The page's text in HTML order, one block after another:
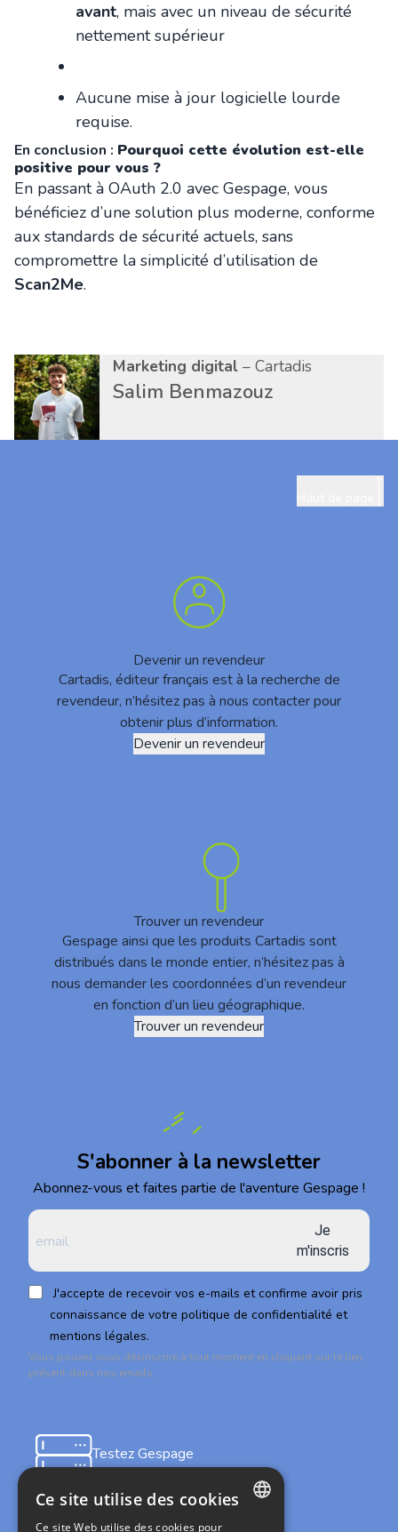
avant, mais avec un niveau de sécurité
nettement supérieur
Aucune mise à jour logicielle lourde
requise.
En conclusion : Pourquoi cette évolution est-elle
positive pour vous ?
En passant à OAuth 2.0 avec Gespage, vous
bénéficiez d’une solution plus moderne, conforme
aux standards de sécurité actuels, sans
compromettre la simplicité d’utilisation de
Scan2Me.
Marketing digital – Cartadis
Salim Benmazouz
Devenir un revendeur
Cartadis, éditeur français est à la recherche de
revendeur, n’hésitez pas à nous contacter pour
obtenir plus d’information.
Devenir un revendeur
Trouver un revendeur
Gespage ainsi que les produits Cartadis sont
distribués dans le monde entier, n’hésitez pas à
nous demander les coordonnées d’un revendeur
en fonction d’un lieu géographique.
Trouver un revendeur
S'abonner à la newsletter
Abonnez-vous et faites partie de l'aventure Gespage !
Je
m'inscris
J'accepte de recevoir vos e-mails et confirme avoir pris
connaissance de votre politique de confidentialité et
mentions légales.
Vous pouvez vous désinscrire à tout moment en cliquant sur le lien
présent dans nos emails.
Testez Gespage
Ce site utilise des cookies
Ce site Web utilise des cookies pour